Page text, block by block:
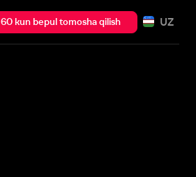
60 kun bepul tomosha qilish UZ